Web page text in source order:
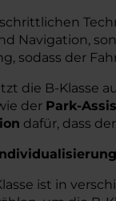
Navigation,
sodass der
die B-Klasse
der Park-
dafür, dass
ist in